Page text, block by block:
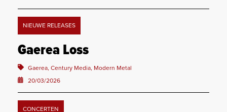
NIEUWE RELEASES
Gaerea Loss
Gaerea, Century Media, Modern Metal
20/03/2026
CONCERTEN